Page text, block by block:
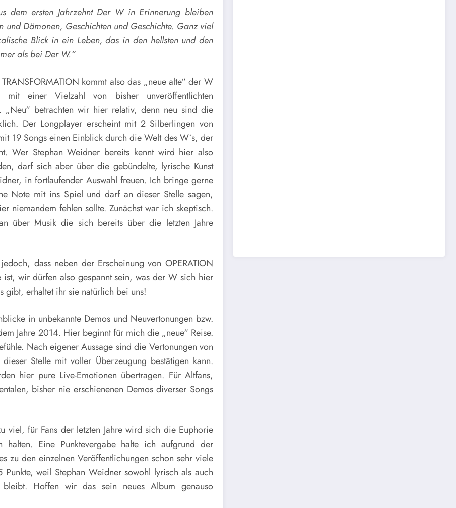
dem ersten Jahrzehnt Der W in Erinnerung bleiben
Dämonen, Geschichten und Geschichte. Ganz viel
Blick in ein Leben, das in den hellsten und den
als bei Der W.“
kommt also das „neue alte“ der W
einer Vielzahl von bisher unveröffentlichten
„Neu“ betrachten wir hier relativ, denn neu sind die
Der Longplayer erscheint mit 2 Silberlingen von
19 Songs einen Einblick durch die Welt des W´s, der
Wer Stephan Weidner bereits kennt wird hier also
darf sich aber über die gebündelte, lyrische Kunst
in fortlaufender Auswahl freuen. Ich bringe gerne
Note mit ins Spiel und darf an dieser Stelle sagen,
niemandem fehlen sollte. Zunächst war ich skeptisch.
über Musik die sich bereits über die letzten Jahre
dass neben der Erscheinung von OPERATION
wir dürfen also gespannt sein, was der W sich hier
gibt, erhaltet ihr sie natürlich bei uns!
in unbekannte Demos und Neuvertonungen bzw.
Jahre 2014. Hier beginnt für mich die „neue“ Reise.
Nach eigener Aussage sind die Vertonungen von
Stelle mit voller Überzeugung bestätigen kann.
hier pure Live-Emotionen übertragen. Für Altfans,
bisher nie erschienenen Demos diverser Songs
für Fans der letzten Jahre wird sich die Euphorie
Eine Punktevergabe halte ich aufgrund der
zu den einzelnen Veröffentlichungen schon sehr viele
weil Stephan Weidner sowohl lyrisch als auch
Hoffen wir das sein neues Album genauso